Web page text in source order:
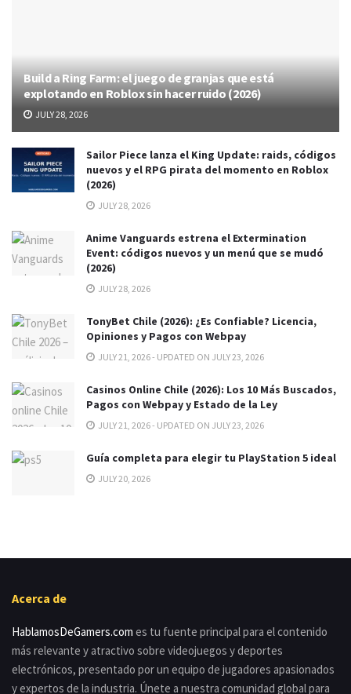
Build a Ring Farm: el juego de granjas que está
explotando en Roblox sin hacer ruido (2026)
JULY 28, 2026
Sailor Piece lanza el King Update: raids, códigos
nuevos y el RPG pirata del momento en Roblox
(2026)
JULY 28, 2026
Anime Vanguards estrena el Extermination
Event: códigos nuevos y un menú que se mudó
(2026)
JULY 28, 2026
TonyBet Chile (2026): ¿Es Confiable? Licencia,
Opiniones y Pagos con Webpay
JULY 21, 2026 - UPDATED ON JULY 23, 2026
Casinos Online Chile (2026): Los 10 Más Buscados,
Pagos con Webpay y Estado de la Ley
JULY 21, 2026 - UPDATED ON JULY 23, 2026
Guía completa para elegir tu PlayStation 5 ideal
JULY 20, 2026
Acerca de
HablamosDeGamers.com es tu fuente principal para el contenido
más relevante y atractivo sobre videojuegos y deportes
electrónicos, presentado por un equipo de jugadores apasionados
y expertos de la industria. Únete a nuestra comunidad global para